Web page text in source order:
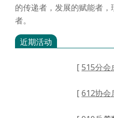
的传递者，发展的赋能者
者。
近期活动
[515分会
[612协会